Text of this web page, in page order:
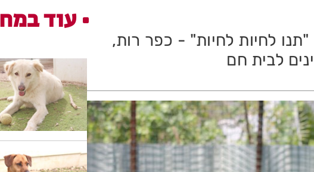
לחיות לחיות" - כפר רות,
לבית חם
עוד